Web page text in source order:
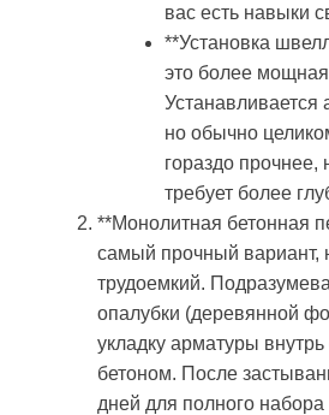
вас есть навыки
**Установка
это более мощная
Устанавливается
но обычно
гораздо прочнее,
требует более
**Монолитная бетонная
самый прочный вариант,
трудоемкий.
опалубки (деревянной
укладку арматуры
бетоном. После
дней для полного набора